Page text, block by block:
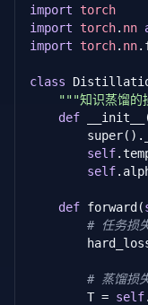
import torch
import torch. nn
import torch. nn
class
"""知识蒸馏的
def
self
self
def forward(
# 任务损
# 蒸馏损
        T =
self